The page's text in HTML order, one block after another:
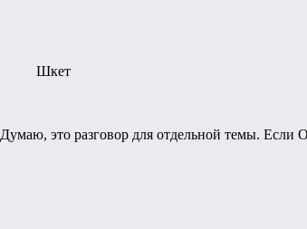
Шкет
Думаю, это разговор для отдельной темы. Если